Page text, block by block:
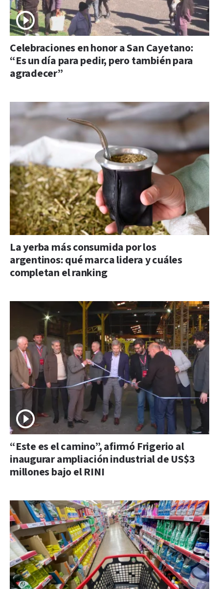
Celebraciones en honor a San Cayetano:
“Es un día para pedir, pero también para
agradecer”
La yerba más consumida por los
argentinos: qué marca lidera y cuáles
completan el ranking
“Este es el camino”, afirmó Frigerio al
inaugurar ampliación industrial de US$3
millones bajo el RINI